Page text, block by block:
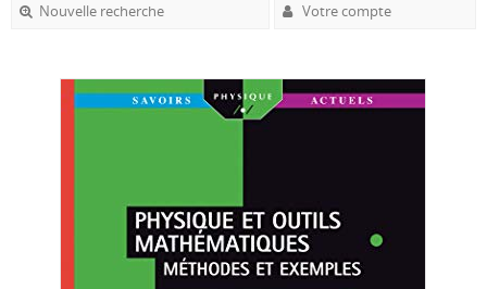
Nouvelle recherche Votre compte